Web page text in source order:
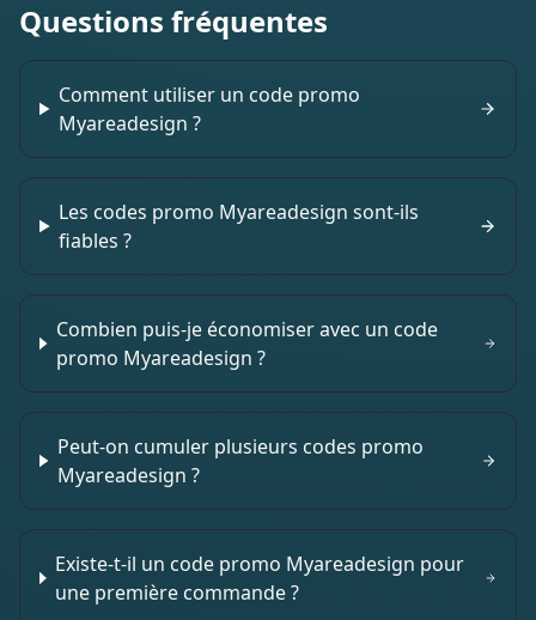
Questions fréquentes
Comment utiliser un code promo
Myareadesign ?
Les codes promo Myareadesign sont-ils
fiables ?
Combien puis-je économiser avec un code
promo Myareadesign ?
Peut-on cumuler plusieurs codes promo
Myareadesign ?
Existe-t-il un code promo Myareadesign pour
une première commande ?